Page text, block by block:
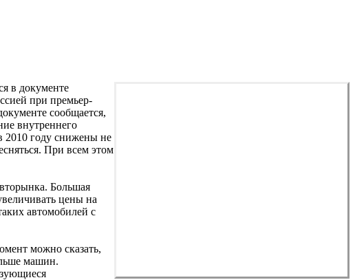
в документе
при премьер-
сообщается,
внутреннего
2010 году снижены не
При всем этом
Большая
цены на
автомобилей с
можно сказать,
машин.